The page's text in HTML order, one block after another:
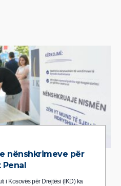
nënshkrimeve për
i Kosovës për Drejtësi (IKD) ka